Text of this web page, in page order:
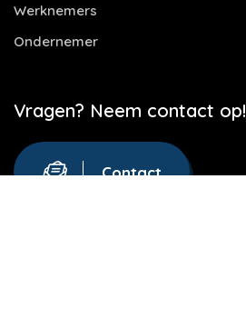
Werknemers
Ondernemer
Vragen? Neem contact op!
Contact